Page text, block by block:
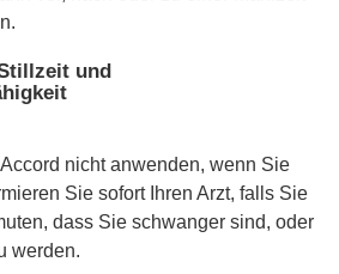
und
nicht anwenden, wenn Sie
Sie sofort Ihren Arzt, falls Sie
dass Sie schwanger sind, oder
werden.